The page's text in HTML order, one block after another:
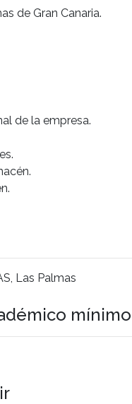
de Gran Canaria.
de la empresa.
Las Palmas
mínimo